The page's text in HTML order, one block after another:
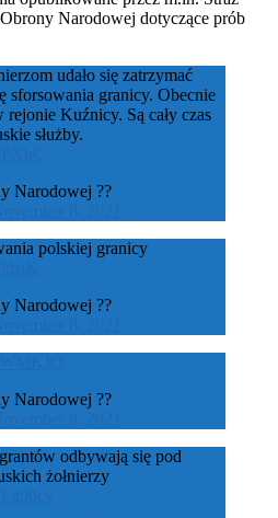
Narodowej dotyczące prób
udało się zatrzymać
sforsowania granicy. Obecnie
Kuźnicy. Są cały czas
służby.
Narodowej ??
polskiej granicy
Narodowej ??
Narodowej ??
odbywają się pod
żołnierzy